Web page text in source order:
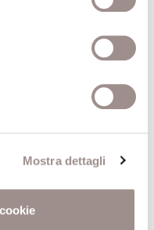
Mostra dettagli
nel pensiero